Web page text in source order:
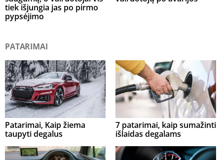
tiek išjungia jas po pirmo
pypsėjimo
PATARIMAI
Patarimai, Kaip žiema
taupyti degalus
7 patarimai, kaip sumažinti
išlaidas degalams